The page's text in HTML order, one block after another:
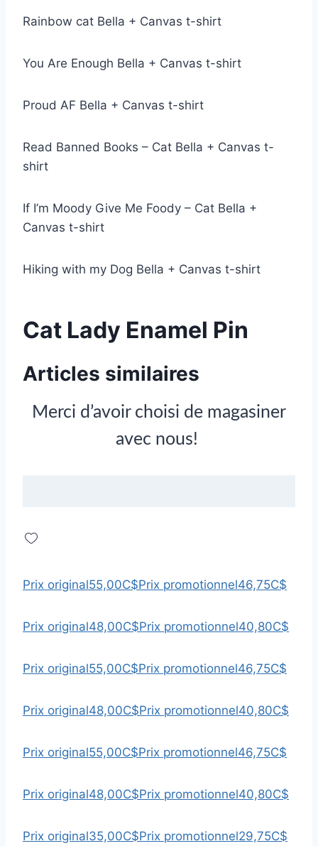
Rainbow cat Bella + Canvas t-shirt
You Are Enough Bella + Canvas t-shirt
Proud AF Bella + Canvas t-shirt
Read Banned Books – Cat Bella + Canvas t-
shirt
If I’m Moody Give Me Foody – Cat Bella +
Canvas t-shirt
Hiking with my Dog Bella + Canvas t-shirt
Cat Lady Enamel Pin
Articles similaires
Merci d’avoir choisi de magasiner
avec nous!
Prix original55,00C$Prix promotionnel46,75C$
Prix original48,00C$Prix promotionnel40,80C$
Prix original55,00C$Prix promotionnel46,75C$
Prix original48,00C$Prix promotionnel40,80C$
Prix original55,00C$Prix promotionnel46,75C$
Prix original48,00C$Prix promotionnel40,80C$
Prix original35,00C$Prix promotionnel29,75C$